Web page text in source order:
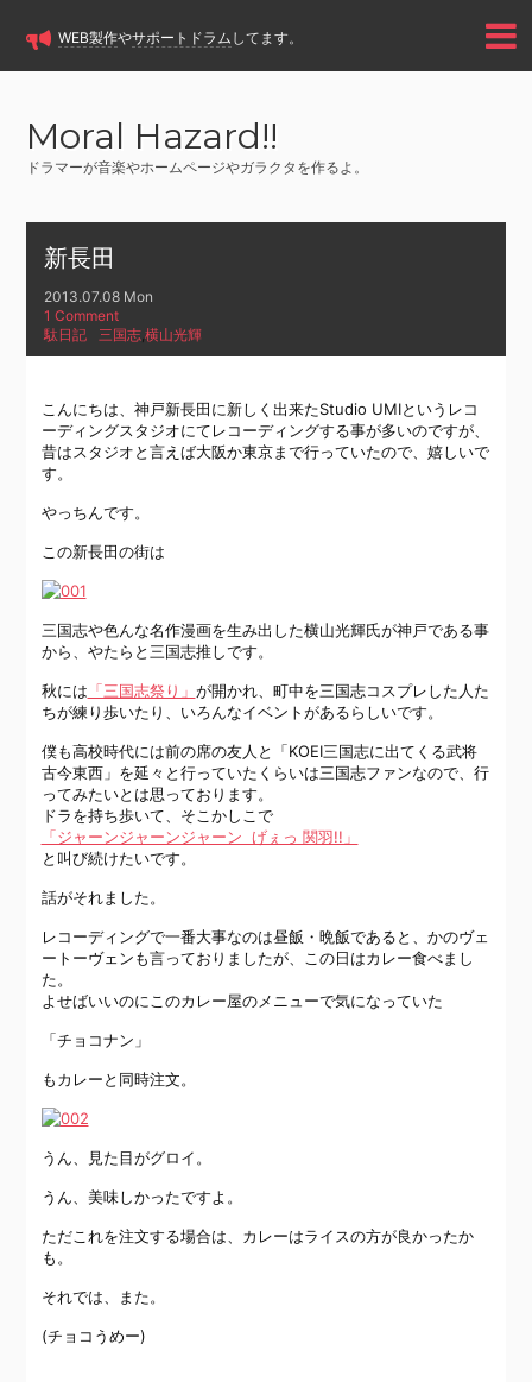
WEB製作やサポートドラム してます。
Moral Hazard!!
ドラマーが音楽やホームページやガラクタを作るよ。
新長田
2013.07.08 Mon
1 Comment
駄日記
三国志,横山光輝
こんにちは、神戸新長田に新しく出来たStudio UMIというレコ
ーディングスタジオにてレコーディングする事が多いのですが、
昔はスタジオと言えば大阪か東京まで行っていたので、嬉しいで
す。
やっちんです。
この新長田の街は
三国志や色んな名作漫画を生み出した横山光輝氏が神戸である事
から、やたらと三国志推しです。
秋には 「三国志祭り」 が開かれ、町中を三国志コスプレした人た
ちが練り歩いたり、いろんなイベントがあるらしいです。
僕も高校時代には前の席の友人と「KOEI三国志に出てくる武将
古今東西」を延々と行っていたくらいは三国志ファンなので、行
ってみたいとは思っております。
ドラを持ち歩いて、そこかしこで
「ジャーンジャーンジャーン げぇっ 関羽!!」
と叫び続けたいです。
話がそれました。
レコーディングで一番大事なのは昼飯・晩飯であると、かのヴェ
ートーヴェンも言っておりましたが、この日はカレー食べまし
た。
よせばいいのにこのカレー屋のメニューで気になっていた
「チョコナン」
もカレーと同時注文。
うん、見た目がグロイ。
うん、美味しかったですよ。
ただこれを注文する場合は、カレーはライスの方が良かったか
も。
それでは、また。
(チョコうめー)